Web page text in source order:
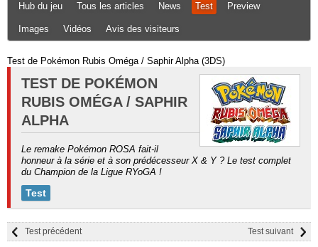
Hub du jeu Tous les articles News Test Preview
Images Vidéos Avis des visiteurs
Test de Pokémon Rubis Oméga / Saphir Alpha (3DS)
TEST DE POKÉMON
RUBIS OMÉGA / SAPHIR
ALPHA
Le remake Pokémon ROSA fait-il
honneur à la série et à son prédécesseur X & Y ? Le test complet
du Champion de la Ligue RYoGA !
Test
Test suivant
Test précédent